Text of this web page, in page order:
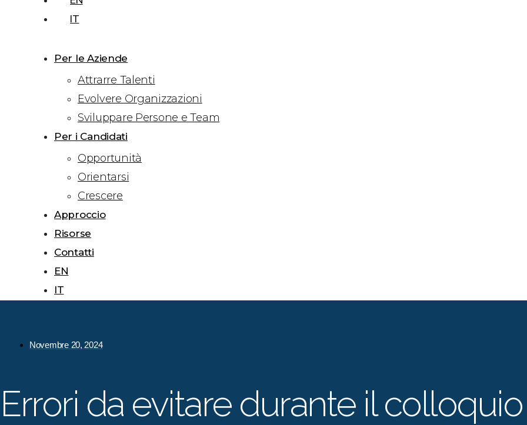
IT
Per le Aziende
Attrarre Talenti
Evolvere Organizzazioni
Sviluppare Persone e Team
Per i Candidati
Opportunità
Orientarsi
Crescere
Approccio
Risorse
Contatti
EN
IT
Novembre 20, 2024
Errori da evitare durante il colloquio